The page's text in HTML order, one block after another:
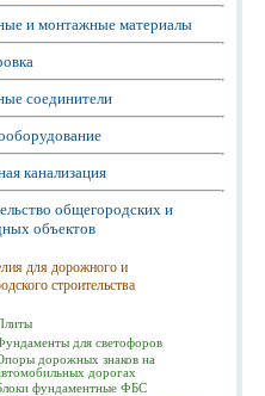
и монтажные материалы
соединители
канализация
общегородских и
объектов
для дорожного и
строительства
для светофоров
дорожных знаков на
дорогах
фундаментные ФБС